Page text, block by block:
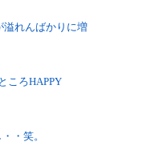
溢れんばかりに増
ころHAPPY
・笑。